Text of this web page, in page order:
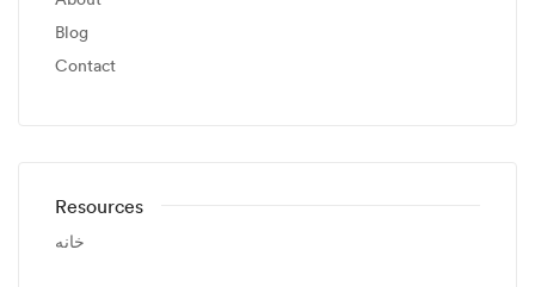
Blog
Contact
Resources
خانه